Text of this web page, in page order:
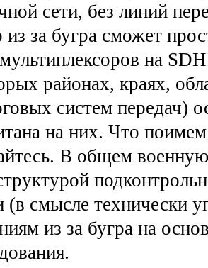
сети, без линий
из за бугра сможет
на
районах, краях,
систем передач)
на них. Что
В общем
(в смысле технически
из за бугра на